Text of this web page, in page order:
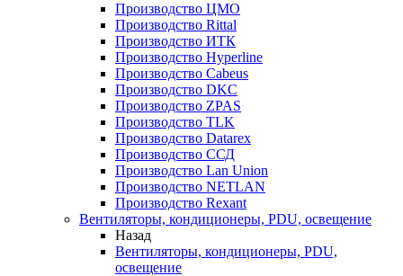
Производство ЦМО
Производство Rittal
Производство ИТК
Производство Hyperline
Производство Cabeus
Производство DKC
Производство ZPAS
Производство TLK
Производство Datarex
Производство ССД
Производство Lan Union
Производство NETLAN
Производство Rexant
Вентиляторы, кондиционеры, PDU, освещение
Назад
Вентиляторы, кондиционеры, PDU,
освещение